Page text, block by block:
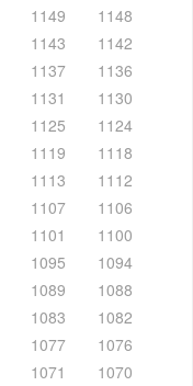
1149
1148
1143
1142
1137
1136
1131
1130
1125
1124
1119
1118
1113
1112
1107
1106
1101
1100
1095
1094
1089
1088
1083
1082
1077
1076
1071
1070